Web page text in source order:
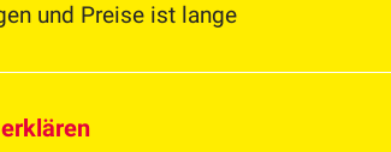
und Preise ist lange